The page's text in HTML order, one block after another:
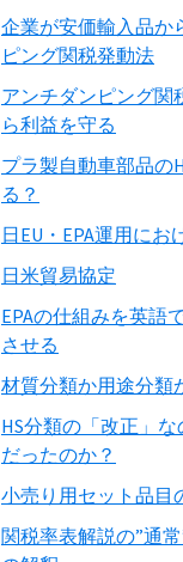
企業が安価輸入品か
ピング関税発動法
アンチダンピング関
ら利益を守る
プラ製自動車部品の
る？
日EU・EPA運用にお
日米貿易協定
EPAの仕組みを英語
させる
材質分類か用途分類
HS分類の「改正」な
だったのか？
小売り用セット品目
関税率表解説の”通